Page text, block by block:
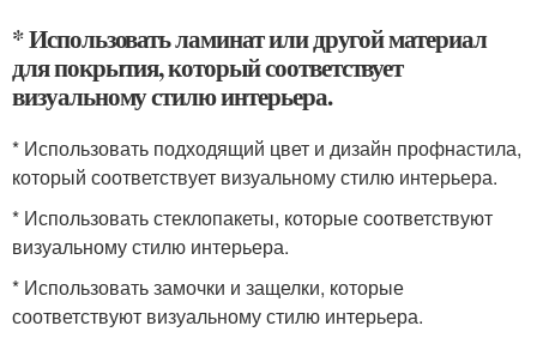
* Использовать ламинат или другой материал
для покрытия, который соответствует
визуальному стилю интерьера.
* Использовать подходящий цвет и дизайн профнастила,
который соответствует визуальному стилю интерьера.
* Использовать стеклопакеты, которые соответствуют
визуальному стилю интерьера.
* Использовать замочки и защелки, которые
соответствуют визуальному стилю интерьера.